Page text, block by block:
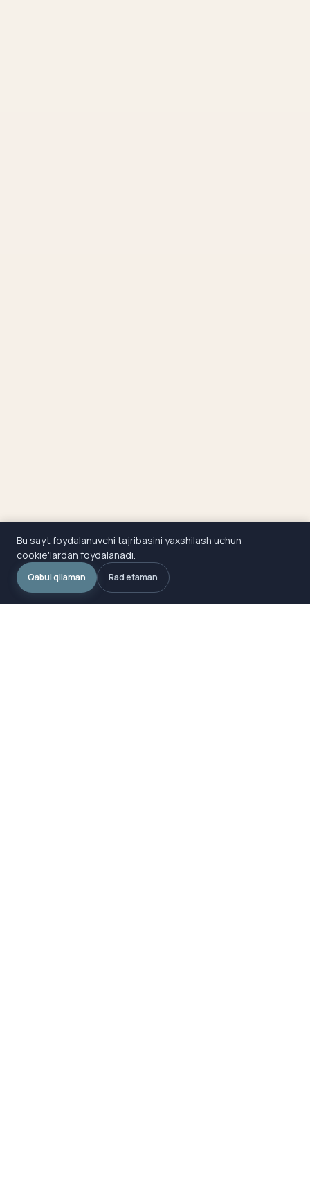
Bu sayt foydalanuvchi tajribasini yaxshilash uchun
cookie'lardan foydalanadi.
Qabul qilaman Rad etaman